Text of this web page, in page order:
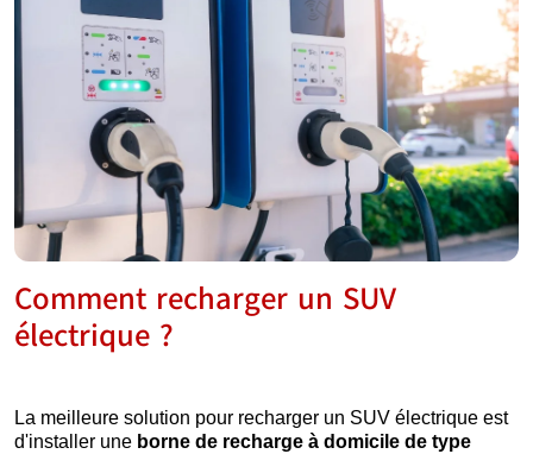
Comment recharger un SUV
électrique ?
La meilleure solution pour recharger un SUV électrique est
d'installer une borne de recharge à domicile de type